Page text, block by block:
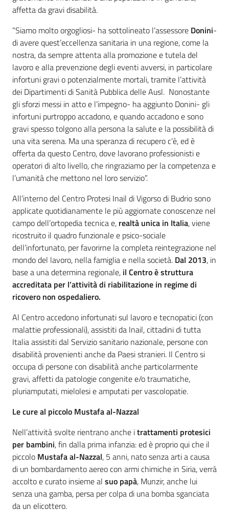
affetta da gravi disabilità.
“Siamo molto orgogliosi- ha sottolineato l’assessore Donini-
di avere quest’eccellenza sanitaria in una regione, come la
nostra, da sempre attenta alla promozione e tutela del
lavoro e alla prevenzione degli eventi avversi, in particolare
infortuni gravi o potenzialmente mortali, tramite l’attività
dei Dipartimenti di Sanità Pubblica delle Ausl. Nonostante
gli sforzi messi in atto e l’impegno- ha aggiunto Donini- gli
infortuni purtroppo accadono, e quando accadono e sono
gravi spesso tolgono alla persona la salute e la possibilità di
una vita serena. Ma una speranza di recupero c’è, ed è
offerta da questo Centro, dove lavorano professionisti e
operatori di alto livello, che ringraziamo per la competenza e
l’umanità che mettono nel loro servizio”.
All’interno del Centro Protesi Inail di Vigorso di Budrio sono
applicate quotidianamente le più aggiornate conoscenze nel
campo dell’ortopedia tecnica e, realtà unica in Italia, viene
ricostruito il quadro funzionale e psico-sociale
dell’infortunato, per favorirne la completa reintegrazione nel
mondo del lavoro, nella famiglia e nella società. Dal 2013, in
base a una determina regionale, il Centro è struttura
accreditata per l’attività di riabilitazione in regime di
ricovero non ospedaliero.
Al Centro accedono infortunati sul lavoro e tecnopatici (con
malattie professionali), assistiti da Inail, cittadini di tutta
Italia assistiti dal Servizio sanitario nazionale, persone con
disabilità provenienti anche da Paesi stranieri. Il Centro si
occupa di persone con disabilità anche particolarmente
gravi, affetti da patologie congenite e/o traumatiche,
pluriamputati, mielolesi e amputati per vascolopatie.
Le cure al piccolo Mustafa al-Nazzal
Nell’attività svolte rientrano anche itrattamenti protesici
per bambini, fin dalla prima infanzia: ed è proprio qui che il
piccolo Mustafa al-Nazzal, 5 anni, nato senza arti a causa
di un bombardamento aereo con armi chimiche in Siria, verrà
accolto e curato insieme al suo papà, Munzir, anche lui
senza una gamba, persa per colpa di una bomba sganciata
da un elicottero.